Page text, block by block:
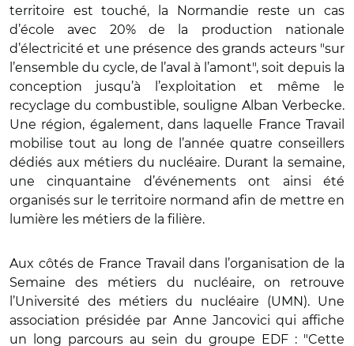
territoire est touché, la Normandie reste un cas
d’école avec 20% de la production nationale
d’électricité et une présence des grands acteurs "sur
l’ensemble du cycle, de l’aval à l’amont", soit depuis la
conception jusqu’à l’exploitation et même le
recyclage du combustible, souligne Alban Verbecke.
Une région, également, dans laquelle France Travail
mobilise tout au long de l’année quatre conseillers
dédiés aux métiers du nucléaire. Durant la semaine,
une cinquantaine d’événements ont ainsi été
organisés sur le territoire normand afin de mettre en
lumière les métiers de la filière.
Aux côtés de France Travail dans l’organisation de la
Semaine des métiers du nucléaire, on retrouve
l’Université des métiers du nucléaire (UMN). Une
association présidée par Anne Jancovici qui affiche
un long parcours au sein du groupe EDF : "Cette